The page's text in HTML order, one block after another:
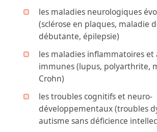
les maladies neurologiques
(sclérose en plaques, maladie
débutante, épilepsie)
les maladies inflammatoires et
immunes (lupus, polyarthrite,
Crohn)
les troubles cognitifs et neuro-
développementaux (troubles
autisme sans déficience